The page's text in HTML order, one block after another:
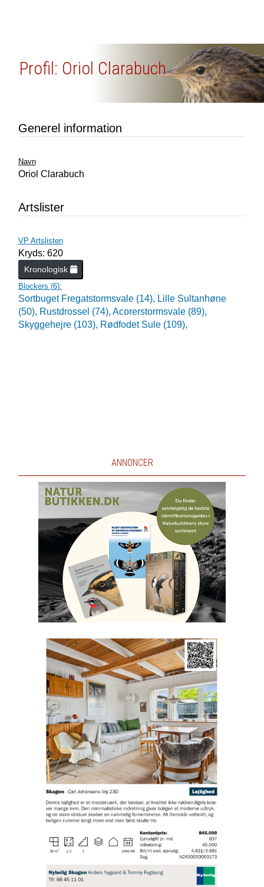
Profil: Oriol Clarabuch
Generel information
Navn
Oriol Clarabuch
Artslister
VP Artslisten
Kryds: 620
Kronologisk
Blockers (6):
Sortbuget Fregatstormsvale (14), Lille Sultanhøne
(50), Rustdrossel (74), Acorerstormsvale (89),
Skyggehejre (103), Rødfodet Sule (109),
ANNONCER